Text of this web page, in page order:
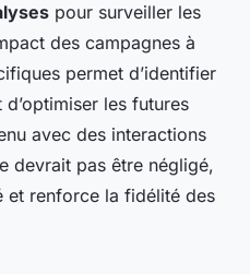
pour surveiller les
des campagnes à
permet d’identifier
d’optimiser les futures
avec des interactions
devrait pas être négligé,
et renforce la fidélité des